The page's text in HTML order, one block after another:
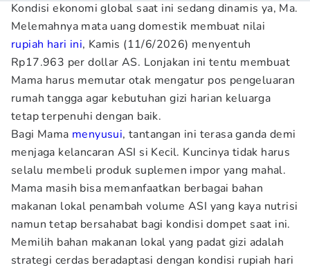
Kondisi ekonomi global saat ini sedang dinamis ya, Ma.
Melemahnya mata uang domestik membuat nilai
rupiah hari ini, Kamis (11/6/2026) menyentuh
Rp17.963 per dollar AS. Lonjakan ini tentu membuat
Mama harus memutar otak mengatur pos pengeluaran
rumah tangga agar kebutuhan gizi harian keluarga
tetap terpenuhi dengan baik.
Bagi Mama menyusui, tantangan ini terasa ganda demi
menjaga kelancaran ASI si Kecil. Kuncinya tidak harus
selalu membeli produk suplemen impor yang mahal.
Mama masih bisa memanfaatkan berbagai bahan
makanan lokal penambah volume ASI yang kaya nutrisi
namun tetap bersahabat bagi kondisi dompet saat ini.
Memilih bahan makanan lokal yang padat gizi adalah
strategi cerdas beradaptasi dengan kondisi rupiah hari